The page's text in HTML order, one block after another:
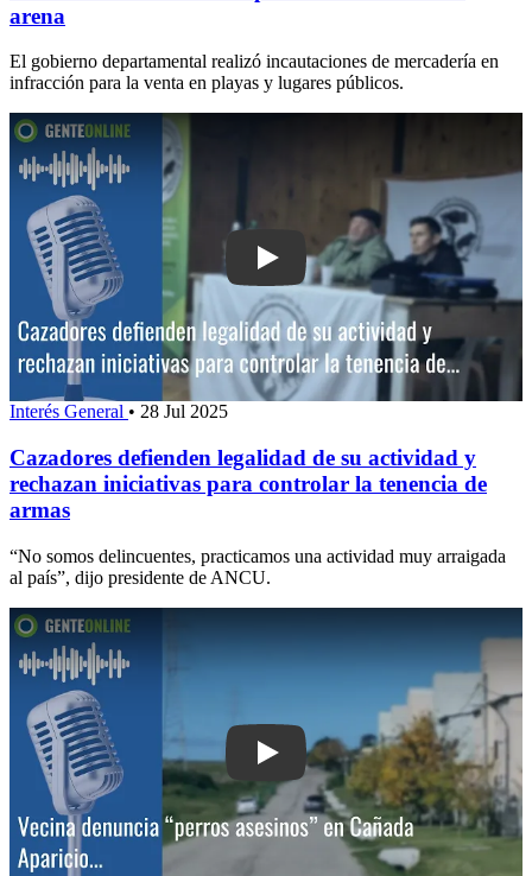
arena
El gobierno departamental realizó incautaciones de mercadería en
infracción para la venta en playas y lugares públicos.
Play: Cazadores defienden legalidad
Interés General • 28 Jul 2025
Cazadores defienden legalidad de su actividad y
rechazan iniciativas para controlar la tenencia de
armas
“No somos delincuentes, practicamos una actividad muy arraigada
al país”, dijo presidente de ANCU.
Play: Vecina denuncia “perros